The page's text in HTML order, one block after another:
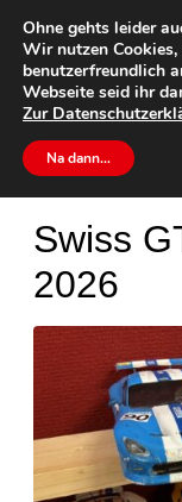
Home Rennen
Swiss
2026
Ohne gehts leider
Wir nutzen
benutzerfreundlich
Webseite seid ihr
Zur
Na dann…